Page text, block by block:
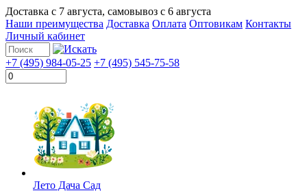
Доставка с 7 августа, самовывоз с 6 августа
Наши преимущества Доставка Оплата Оптовикам Контакты
Личный кабинет
+7 (495) 984-05-25 +7 (495) 545-75-58
Лето Дача Сад